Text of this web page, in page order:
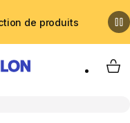
de produits
My